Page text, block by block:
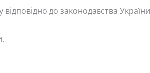
відповідно до законодавства